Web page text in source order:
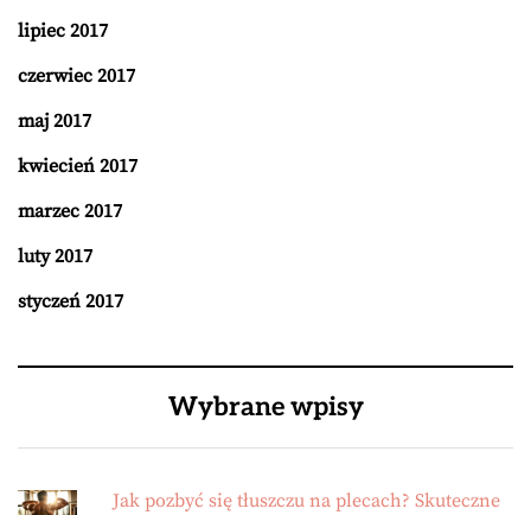
lipiec 2017
czerwiec 2017
maj 2017
kwiecień 2017
marzec 2017
luty 2017
styczeń 2017
Wybrane wpisy
Jak pozbyć się tłuszczu na plecach? Skuteczne